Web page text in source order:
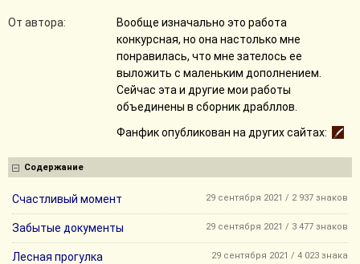
От автора:
Вообще изначально это работа
конкурсная, но она настолько мне
понравилась, что мне зателось ее
выложить с маленьким дополнением.
Сейчас эта и другие мои работы
объединены в сборник драбллов.
Фанфик опубликован на других сайтах:
Содержание
Счастливый момент 29 сентября 2021 / 2 937 знаков
Забытые документы 29 сентября 2021 / 3 477 знаков
Лесная прогулка 29 сентября 2021 / 4 023 знака